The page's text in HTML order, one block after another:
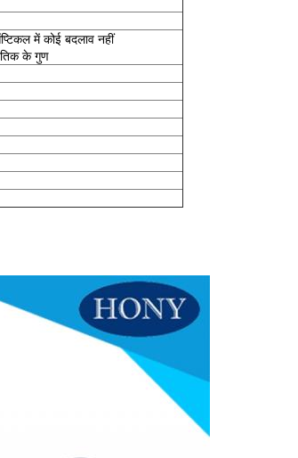
में कोई बदलाव नहीं
के गुण